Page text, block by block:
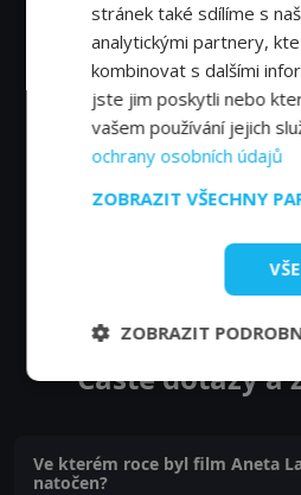
Časté dotazy a
Ve kterém roce byl film Aneta
natočen?
stránek také sdílíme s
analytickými partnery,
kombinovat s dalšími
jste jim poskytli nebo
vašem používání jejich
ochrany osobních údajů
ZOBRAZIT VŠECHNY
ZOBRAZIT